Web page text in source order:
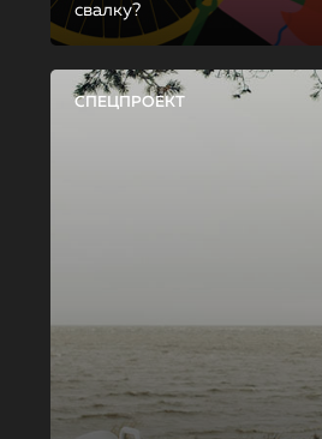
свалку?
СПЕЦПРОЕКТ